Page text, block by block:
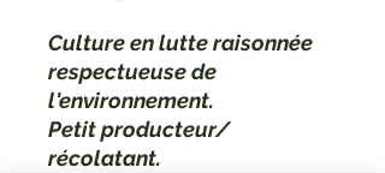
Culture en lutte raisonnée
respectueuse de
l'environnement.
Petit producteur/
récolatant.